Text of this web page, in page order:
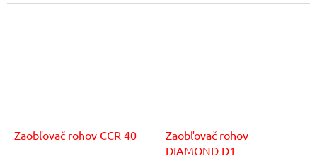
Zaobľovač rohov CCR 40
Zaobľovač rohov
DIAMOND D1